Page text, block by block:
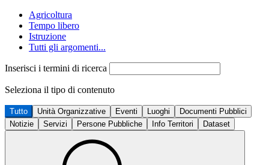
Agricoltura
Tempo libero
Istruzione
Tutti gli argomenti...
Inserisci i termini di ricerca
Seleziona il tipo di contenuto
Tutto Unità Organizzative Eventi Luoghi
Documenti Pubblici
Notizie
Servizi Persone Pubbliche Info Territori Dataset